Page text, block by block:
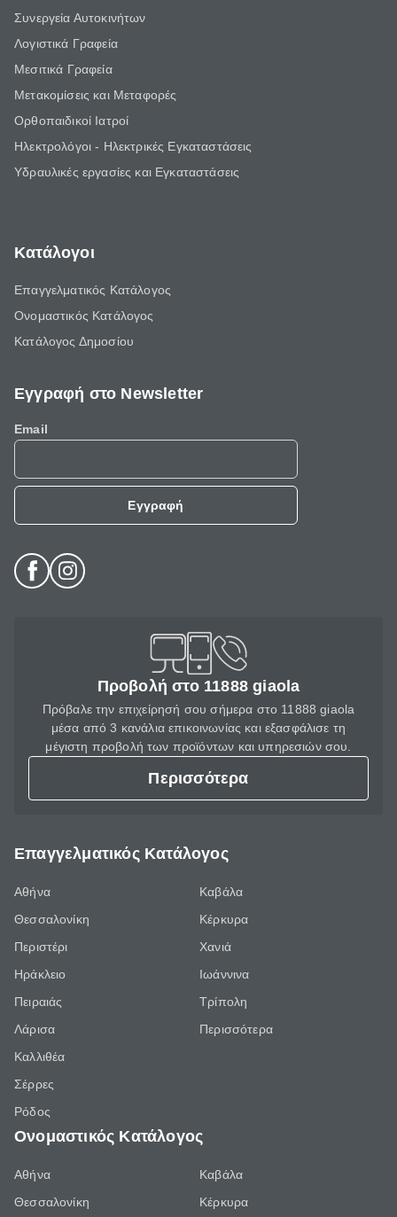
Συνεργεία Αυτοκινήτων
Λογιστικά Γραφεία
Μεσιτικά Γραφεία
Μετακομίσεις και Μεταφορές
Ορθοπαιδικοί Ιατροί
Ηλεκτρολόγοι - Ηλεκτρικές Εγκαταστάσεις
Υδραυλικές εργασίες και Εγκαταστάσεις
Κατάλογοι
Επαγγελματικός Κατάλογος
Ονομαστικός Κατάλογος
Κατάλογος Δημοσίου
Εγγραφή στο Newsletter
Email
Εγγραφή
Προβολή στο 11888 giaola
Πρόβαλε την επιχείρησή σου σήμερα στο 11888 giaola
μέσα από 3 κανάλια επικοινωνίας και εξασφάλισε τη
μέγιστη προβολή των προϊόντων και υπηρεσιών σου.
Περισσότερα
Επαγγελματικός Κατάλογος
Αθήνα
Θεσσαλονίκη
Περιστέρι
Ηράκλειο
Πειραιάς
Λάρισα
Καλλιθέα
Σέρρες
Ρόδος
Καβάλα
Κέρκυρα
Χανιά
Ιωάννινα
Τρίπολη
Περισσότερα
Ονομαστικός Κατάλογος
Αθήνα
Θεσσαλονίκη
Καβάλα
Κέρκυρα